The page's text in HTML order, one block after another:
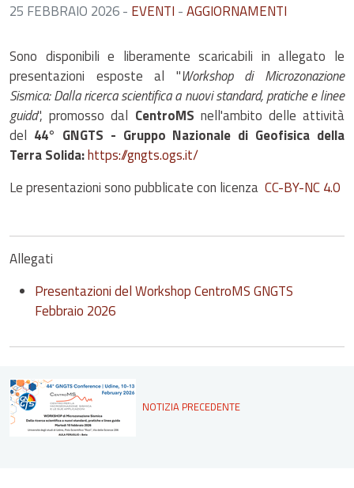
25 FEBBRAIO 2026- EVENTI -AGGIORNAMENTI
Sono disponibili e liberamente scaricabili in allegato le
presentazioni esposte al "Workshop di Microzonazione
Sismica: Dalla ricerca scientifica a nuovi standard, pratiche e linee
guida", promosso dal CentroMS nell'ambito delle attività
del 44° GNGTS - Gruppo Nazionale di Geofisica della
Terra Solida:https://gngts.ogs.it/
Le presentazioni sono pubblicate con licenza CC-BY-NC 4.0
Allegati
Presentazioni del Workshop CentroMS GNGTS
Febbraio 2026
NOTIZIA PRECEDENTE